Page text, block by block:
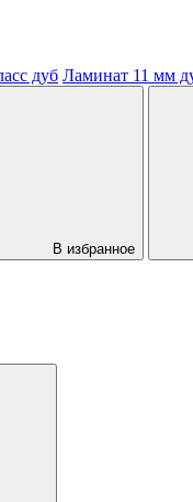
дуб Ламинат 11 мм
В избранное